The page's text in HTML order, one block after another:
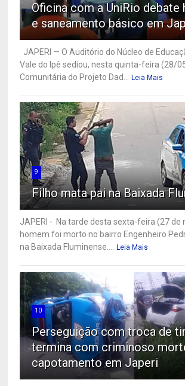
Oficina com a UniRio debate
e saneamento básico em
JAPERI — O Auditório do Núcleo de
Vale do Ipê sediou, nesta quinta-feira (28/
Comunitária do Projeto Dad...
Leia Mais
9
Filho mata pai na Baixada
JAPERI - Na tarde desta sexta-feira (27 de
homem foi morto no bairro Engenheiro
na Baixada Fluminense....
Leia Mais
10
Perseguição com troca de
termina com criminoso
capotamento em Japeri